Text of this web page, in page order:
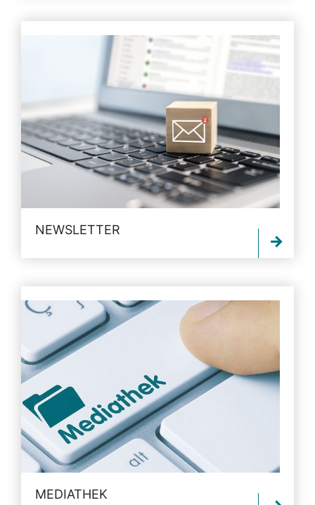
NEWSLETTER
MEDIATHEK